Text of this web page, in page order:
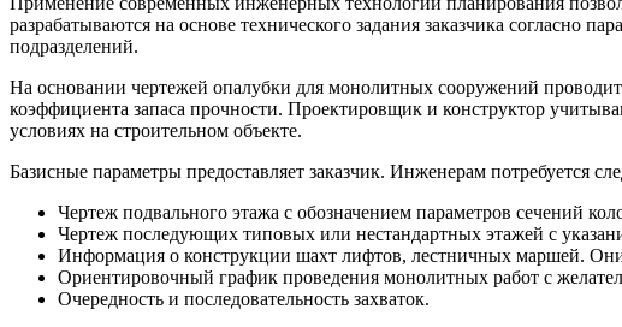
разрабатываются на основе технического задания заказчика согласно
подразделений.
На основании чертежей опалубки для монолитных сооружений
коэффициента запаса прочности. Проектировщик и конструктор
условиях на строительном объекте.
Базисные параметры предоставляет заказчик. Инженерам потребуется
Чертеж подвального этажа с обозначением параметров сечений
Чертеж последующих типовых или нестандартных этажей с
Информация о конструкции шахт лифтов, лестничных маршей.
Ориентировочный график проведения монолитных работ с
Очередность и последовательность захваток.